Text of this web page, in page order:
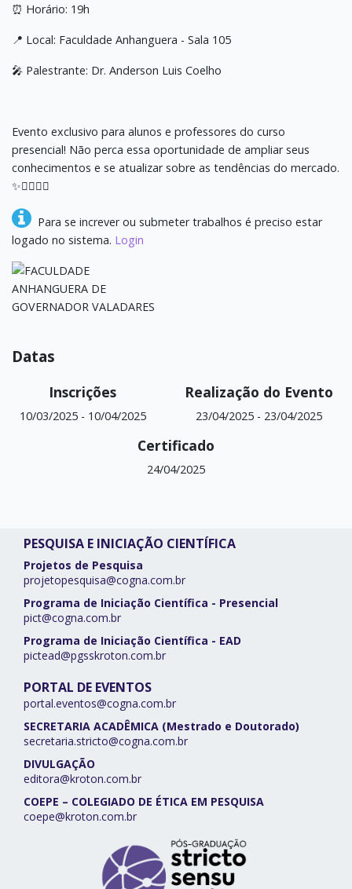
⏰ Horário: 19h
📍 Local: Faculdade Anhanguera - Sala 105
🎤 Palestrante: Dr. Anderson Luis Coelho
Evento exclusivo para alunos e professores do curso
presencial! Não perca essa oportunidade de ampliar seus
conhecimentos e se atualizar sobre as tendências do mercado.
✨👨‍⚕️👩‍⚕️
Para se increver ou submeter trabalhos é preciso estar
logado no sistema. Login
Datas
Inscrições
10/03/2025- 10/04/2025
Realização do Evento
23/04/2025- 23/04/2025
Certificado
24/04/2025
PESQUISA E INICIAÇÃO CIENTÍFICA
Projetos de Pesquisa
projetopesquisa@cogna.com.br
Programa de Iniciação Científica - Presencial
pict@cogna.com.br
Programa de Iniciação Científica - EAD
pictead@pgsskroton.com.br
PORTAL DE EVENTOS
portal.eventos@cogna.com.br
SECRETARIA ACADÊMICA (Mestrado e Doutorado)
secretaria.stricto@cogna.com.br
DIVULGAÇÃO
editora@kroton.com.br
COEPE – COLEGIADO DE ÉTICA EM PESQUISA
coepe@kroton.com.br